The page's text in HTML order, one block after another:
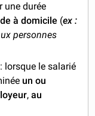
une durée
à domicile (ex :
personnes
: lorsque le salarié
un ou
,au